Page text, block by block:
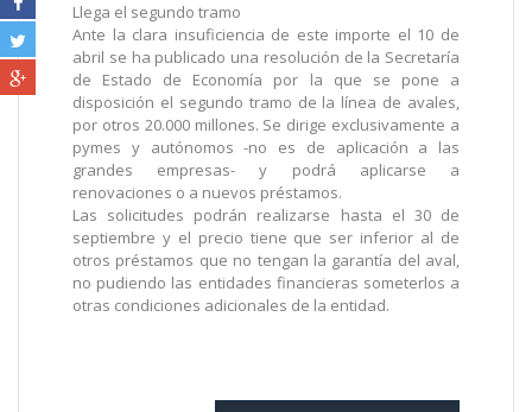
Llega el segundo tramo
Ante la clara insuficiencia de este importe el 10 de
abril se ha publicado una resolución de la Secretaría
de Estado de Economía por la que se pone a
disposición el segundo tramo de la línea de avales,
por otros 20.000 millones. Se dirige exclusivamente a
pymes y autónomos -no es de aplicación a las
grandes empresas- y podrá aplicarse a
renovaciones o a nuevos préstamos.
Las solicitudes podrán realizarse hasta el 30 de
septiembre y el precio tiene que ser inferior al de
otros préstamos que no tengan la garantía del aval,
no pudiendo las entidades financieras someterlos a
otras condiciones adicionales de la entidad.